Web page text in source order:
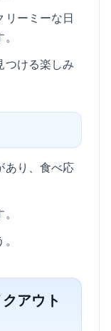
リーミーな日
つける楽しみ
あり、食べ応
アウト